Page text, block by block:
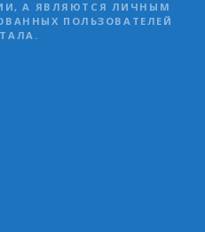
А ЯВЛЯЮТСЯ ЛИЧНЫМ
ПОЛЬЗОВАТЕЛЕЙ